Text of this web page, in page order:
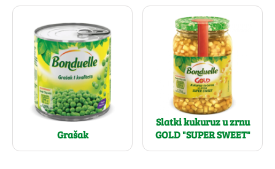
Grašak
Slatki kukuruz u zrnu
GOLD "SUPER SWEET"